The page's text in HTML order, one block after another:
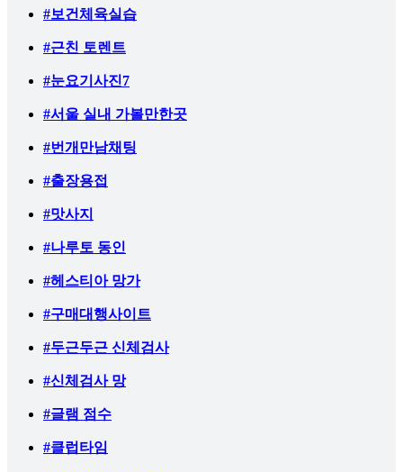
#보건체육실습
#근친 토렌트
#눈요기사진7
#서울 실내 가볼만한곳
#번개만남채팅
#출장용접
#맛사지
#나루토 동인
#헤스티아 망가
#구매대행사이트
#두근두근 신체검사
#신체검사 망
#글램 점수
#클럽타임